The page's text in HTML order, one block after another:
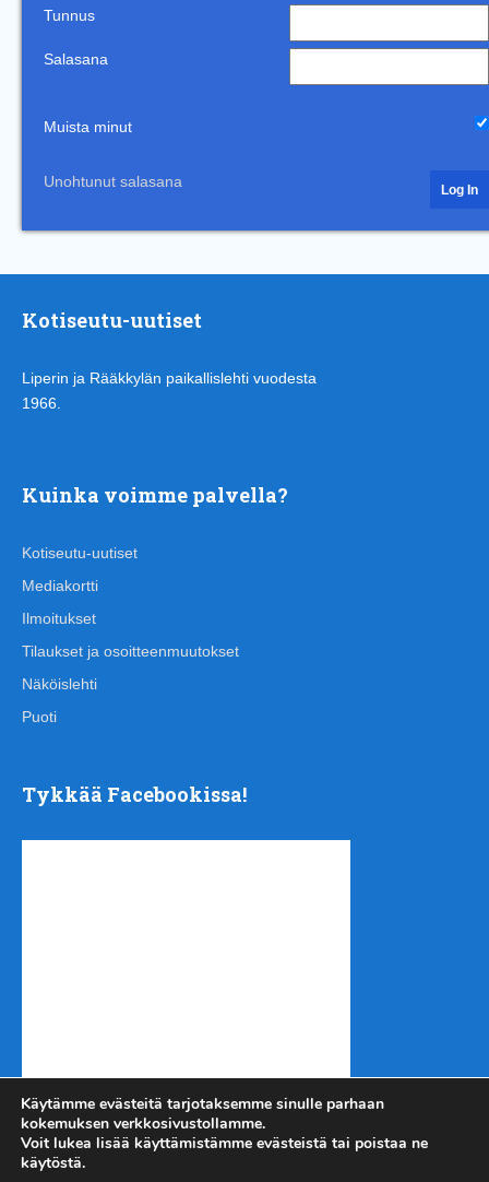
Tunnus
Salasana
Muista minut
Unohtunut salasana
Kotiseutu-uutiset
Liperin ja Rääkkylän paikallislehti vuodesta
1966.
Kuinka voimme palvella?
Kotiseutu-uutiset
Mediakortti
Ilmoitukset
Tilaukset ja osoitteenmuutokset
Näköislehti
Puoti
Tykkää Facebookissa!
Käytämme evästeitä tarjotaksemme sinulle parhaan
kokemuksen verkkosivustollamme.
Voit lukea lisää käyttämistämme evästeistä tai poistaa ne
käytöstä.